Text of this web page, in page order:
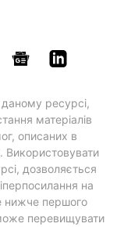
даному ресурсі,
матеріалів
описаних в
. Використовувати
дозволяється
на
нижче першого
перевищувати